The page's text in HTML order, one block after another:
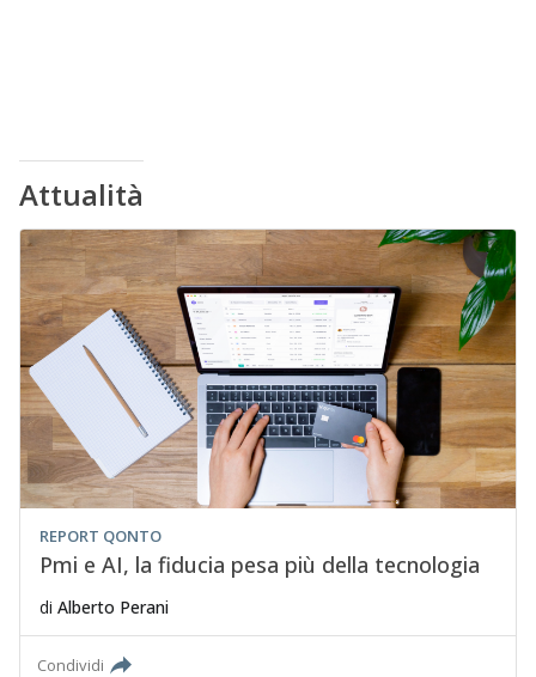
Attualità
REPORT QONTO
Pmi e AI, la fiducia pesa più della tecnologia
di Alberto Perani
Condividi